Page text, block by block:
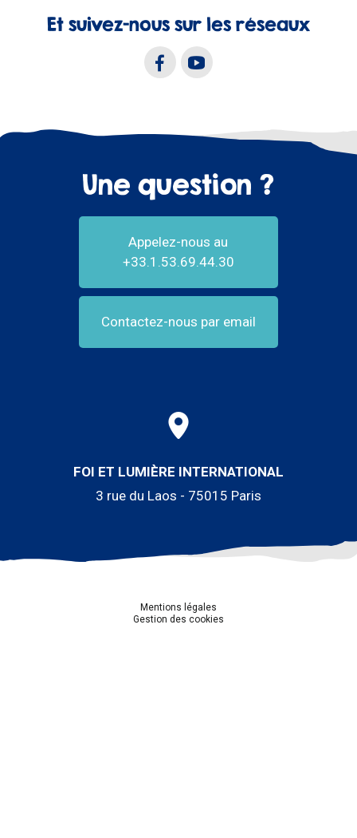
Et suivez-nous sur les réseaux
Une question ?
Appelez-nous au
+33.1.53.69.44.30
Contactez-nous par email
FOI ET LUMIÈRE INTERNATIONAL
3 rue du Laos - 75015 Paris
Mentions légales
Gestion des cookies